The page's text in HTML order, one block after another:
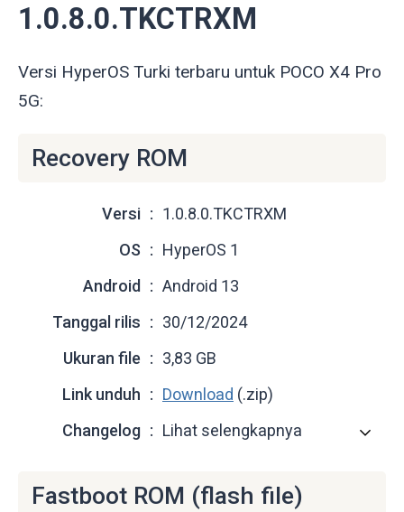
1.0.8.0.TKCTRXM
Versi HyperOS Turki terbaru untuk POCO X4 Pro
5G:
Recovery ROM
Versi
1.0.8.0.TKCTRXM
OS
HyperOS 1
Android
Android 13
Tanggal rilis
30/12/2024
Ukuran file
3,83 GB
Link unduh
Download (.zip)
Changelog
Lihat selengkapnya
Fastboot ROM (flash file)